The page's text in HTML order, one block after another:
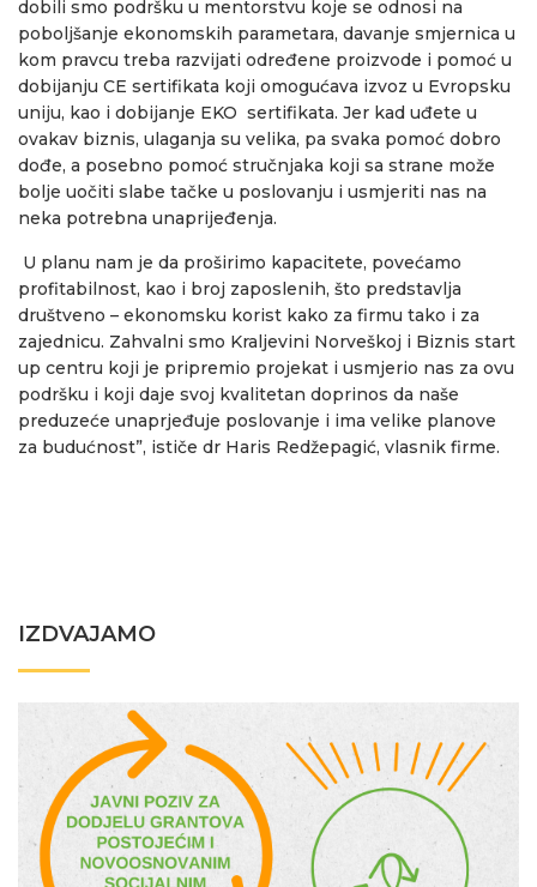
dobili smo podršku u mentorstvu koje se odnosi na
poboljšanje ekonomskih parametara, davanje smjernica u
kom pravcu treba razvijati određene proizvode i pomoć u
dobijanju CE sertifikata koji omogućava izvoz u Evropsku
uniju, kao i dobijanje EKO sertifikata. Jer kad uđete u
ovakav biznis, ulaganja su velika, pa svaka pomoć dobro
dođe, a posebno pomoć stručnjaka koji sa strane može
bolje uočiti slabe tačke u poslovanju i usmjeriti nas na
neka potrebna unaprijeđenja.
U planu nam je da proširimo kapacitete, povećamo
profitabilnost, kao i broj zaposlenih, što predstavlja
društveno – ekonomsku korist kako za firmu tako i za
zajednicu. Zahvalni smo Kraljevini Norveškoj i Biznis start
up centru koji je pripremio projekat i usmjerio nas za ovu
podršku i koji daje svoj kvalitetan doprinos da naše
preduzeće unaprjeđuje poslovanje i ima velike planove
za budućnost”, ističe dr Haris Redžepagić, vlasnik firme.
IZDVAJAMO